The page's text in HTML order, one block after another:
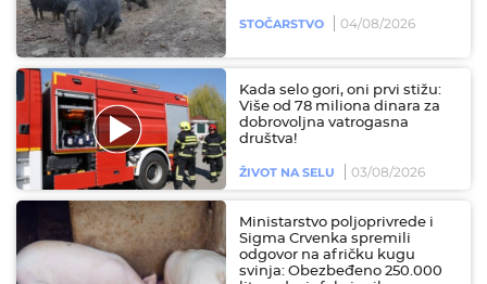
STOČARSTVO 04/08/2026
Kada selo gori, oni prvi stižu:
Više od 78 miliona dinara za
dobrovoljna vatrogasna
društva!
ŽIVOT NA SELU 03/08/2026
Ministarstvo poljoprivrede i
Sigma Crvenka spremili
odgovor na afričku kugu
svinja: Obezbeđeno 250.000